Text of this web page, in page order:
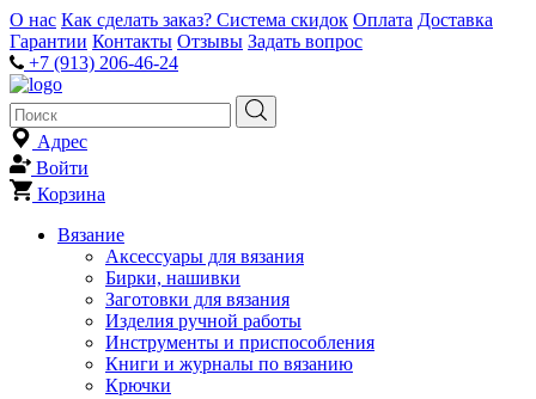
О нас Как сделать заказ? Система скидок Оплата Доставка
Гарантии Контакты Отзывы Задать вопрос
+7 (913) 206-46-24
Адрес
Войти
Корзина
Вязание
Аксессуары для вязания
Бирки, нашивки
Заготовки для вязания
Изделия ручной работы
Инструменты и приспособления
Книги и журналы по вязанию
Крючки